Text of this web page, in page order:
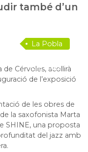
també d’un
La Pobla
Cérvoles
de Cérvoles, acollirà
de l’exposició
de les obres de
la saxofonista Marta
SHINE, una proposta
del jazz amb